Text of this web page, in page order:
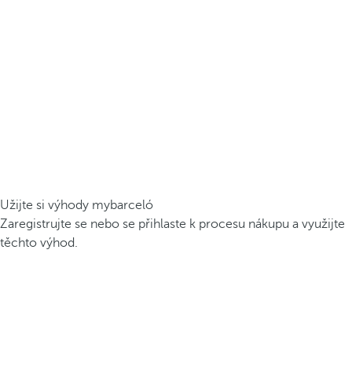
Užijte si výhody mybarceló
Zaregistrujte se nebo se přihlaste k procesu nákupu a využijte
těchto výhod.